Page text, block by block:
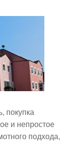
покупка
и непростое
подхода,